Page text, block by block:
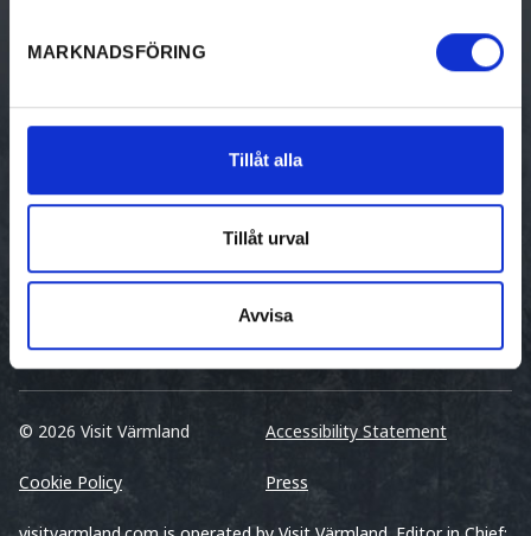
MARKNADSFÖRING
Tillåt alla
Tillåt urval
Avvisa
Hostel
Unique Accommodation
© 2026 Visit Värmland Accessibility Statement
Cookie Policy Press